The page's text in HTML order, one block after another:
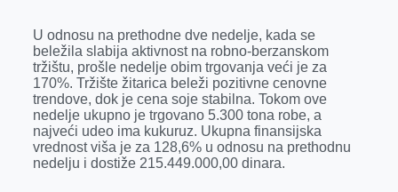
b
o
o
k
e
n
g
e
r
e
d
I
n
r
s
A
p
p
l
U odnosu na prethodne dve nedelje, kada se
beležila slabija aktivnost na robno-berzanskom
tržištu, prošle nedelje obim trgovanja veći je za
170%. Tržište žitarica beleži pozitivne cenovne
trendove, dok je cena soje stabilna. Tokom ove
nedelje ukupno je trgovano 5.300 tona robe, a
najveći udeo ima kukuruz. Ukupna finansijska
vrednost viša je za 128,6% u odnosu na prethodnu
nedelju i dostiže 215.449.000,00 dinara.